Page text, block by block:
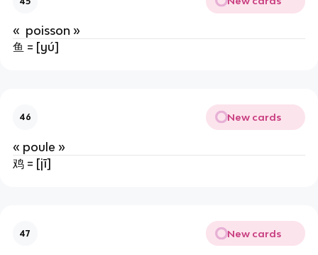
« poisson »
鱼 = [yú]
46 New cards
« poule »
鸡 = [jī]
47 New cards